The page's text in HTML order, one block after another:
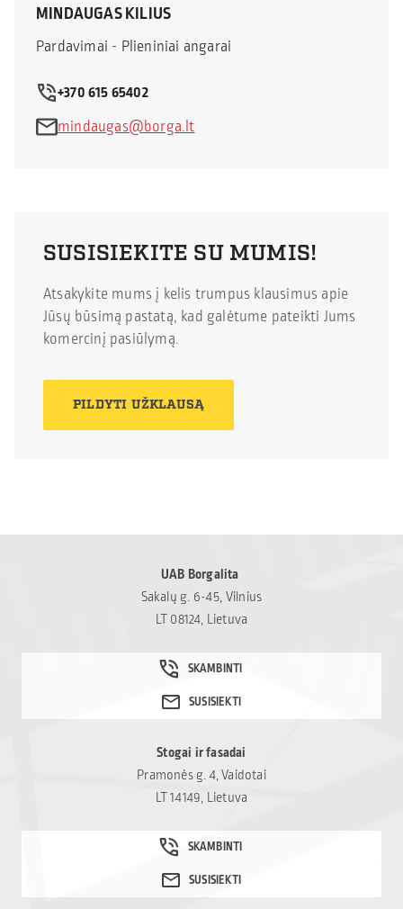
MINDAUGAS KILIUS
Pardavimai - Plieniniai angarai
+370 615 65402
mindaugas@borga.lt
SUSISIEKITE SU MUMIS!
Atsakykite mums į kelis trumpus klausimus apie
Jūsų būsimą pastatą, kad galėtume pateikti Jums
komercinį pasiūlymą.
PILDYTI UŽKLAUSĄ
UAB Borgalita
Sakalų g. 6-45, Vilnius
LT 08124, Lietuva
Stogai ir fasadai
Pramonės g. 4, Vaidotai
LT 14149, Lietuva